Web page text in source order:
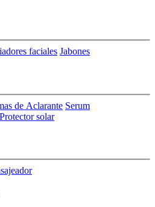
faciales Jabones
de Aclarante Serum
Protector solar